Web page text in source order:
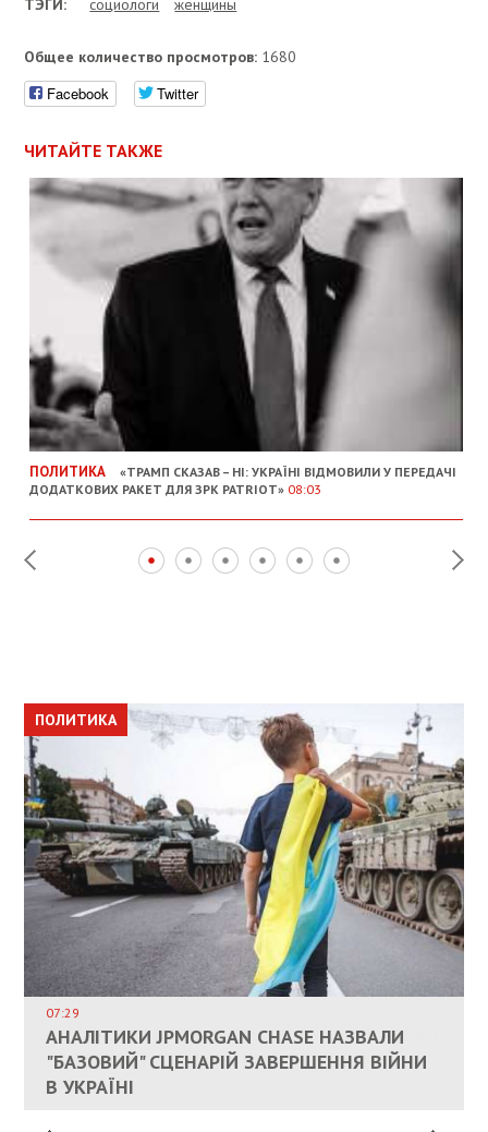
ТЭГИ: социологи женщины
Общее количество просмотров: 1680
Facebook Twitter
ЧИТАЙТЕ ТАКЖЕ
ПОЛИТИКА
«ТРАМП СКАЗАВ – НІ: УКРАЇНІ ВІДМОВИЛИ У ПЕРЕДАЧІ
ДОДАТКОВИХ РАКЕТ ДЛЯ ЗРК PATRIOT» 08:03
ПОЛИТИКА
КАНДИДАТ В ПРЕМЬЕРЫ ПОЛЬШИ ПРИЗВАЛ
ЕС ПРЕКРАТИТЬ ВОЕННУЮ ПОМОЩЬ
УКРАИНЕ
ПОЛИТИКА
07:29
АНАЛІТИКИ JPMORGAN CHASE НАЗВАЛИ
"БАЗОВИЙ" СЦЕНАРІЙ ЗАВЕРШЕННЯ ВІЙНИ
В УКРАЇНІ
ОБЩЕСТВО
ВЛАСНИКАМ ЗРУЙНОВАНОГО ЖИТЛА
ДОЗВОЛИЛИ НЕ ПЛАТИТИ ЗА КОМУНАЛКУ
ПОЛИТИКА
ИНТЕГРАЦИЯ УКРАИНЫ В НАТО ВРЯД ЛИ
СОСТОИТСЯ В БЛИЖАЙШЕЕ ВРЕМЯ, –
РЮТТЕ
ЭКОНОМИКА
ПАЛИВНИЙ РИНОК РОЗІГРІЛИ ШТУЧНО:
АНАЛІТИКИ ЗВИНУВАТИЛИ АЗС У
СПЕКУЛЯЦІЇ